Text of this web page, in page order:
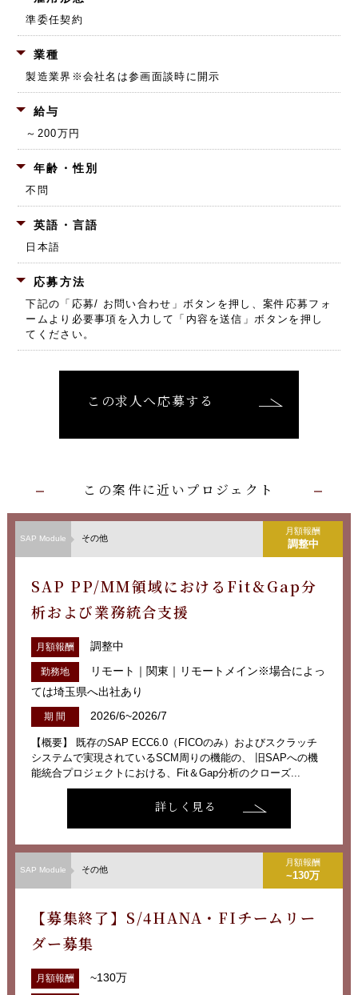
準委任契約
業種
製造業界 ※会社名は参画面談時に開示
給与
～200万円
年齢・性別
不問
英語・言語
日本語
応募方法
下記の「応募/ お問い合わせ」ボタンを押し、 案件応募フォ
ームより必要事項を入力して「内容を送信」ボタンを押し
てください。
この求人へ応募する
この案件に近いプロジェクト
SAP Module その他
月額報酬
調整中
SAP PP/MM領域におけるFit＆Gap分
析および業務統合支援
月額報酬 調整中
勤務地
リモート｜関東｜リモートメイン※場合によっ
ては埼玉県へ出社あり
期 間 2026/6~2026/7
【概要】 既存のSAP ECC6.0（FICOのみ）およびスクラッチ
システムで実現されているSCM周りの機能の、 旧SAPへの機
能統合プロジェクトにおける、Fit＆Gap分析のクローズ...
詳しく見る
SAP Module その他
月額報酬
~130万
【募集終了】S/4HANA・FIチームリー
ダー募集
月額報酬 ~130万